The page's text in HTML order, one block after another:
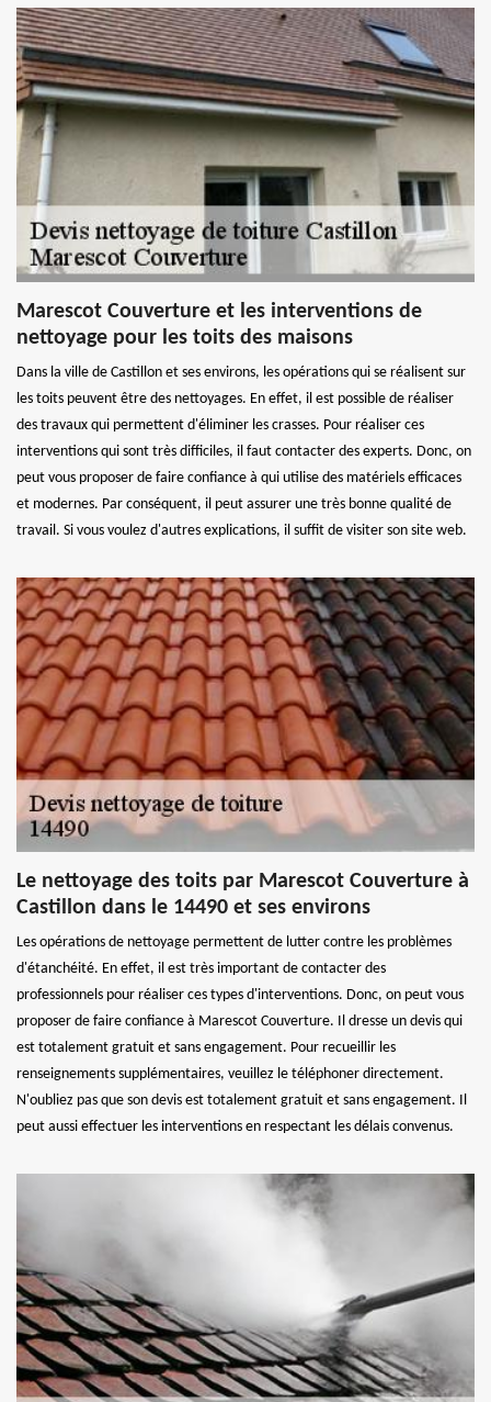
Marescot Couverture et les interventions de
nettoyage pour les toits des maisons
Dans la ville de Castillon et ses environs, les opérations qui se réalisent sur
les toits peuvent être des nettoyages. En effet, il est possible de réaliser
des travaux qui permettent d'éliminer les crasses. Pour réaliser ces
interventions qui sont très difficiles, il faut contacter des experts. Donc, on
peut vous proposer de faire confiance à qui utilise des matériels efficaces
et modernes. Par conséquent, il peut assurer une très bonne qualité de
travail. Si vous voulez d'autres explications, il suffit de visiter son site web.
Le nettoyage des toits par Marescot Couverture à
Castillon dans le 14490 et ses environs
Les opérations de nettoyage permettent de lutter contre les problèmes
d'étanchéité. En effet, il est très important de contacter des
professionnels pour réaliser ces types d'interventions. Donc, on peut vous
proposer de faire confiance à Marescot Couverture. Il dresse un devis qui
est totalement gratuit et sans engagement. Pour recueillir les
renseignements supplémentaires, veuillez le téléphoner directement.
N'oubliez pas que son devis est totalement gratuit et sans engagement. Il
peut aussi effectuer les interventions en respectant les délais convenus.